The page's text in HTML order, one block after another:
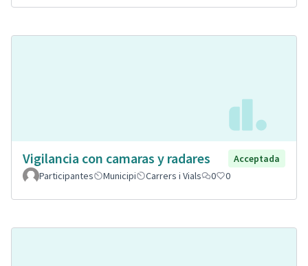
Vigilancia con camaras y radares
Acceptada
Participantes
Municipi Carrers i Vials 0 0